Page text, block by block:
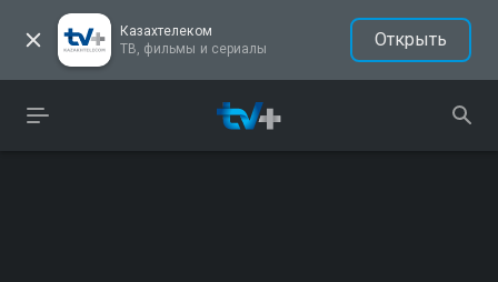
Казахтелеком
ТВ, фильмы и сериалы
Открыть